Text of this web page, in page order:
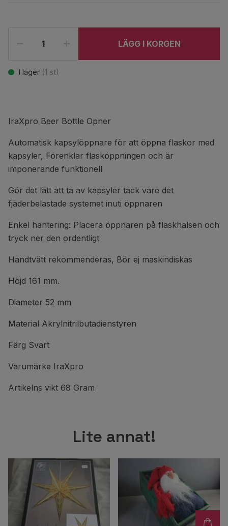
LÄGG I KORGEN
I lager (1 st)
IraXpro Beer Bottle Opner
Automatisk kapsylöppnare för att öppna flaskor med
kapsyler, Förenklar flasköppningen och är
imponerande funktionell
Gör det lätt att ta av kapsyler tack vare det
fjäderbelastade systemet inuti öppnaren
Enkel hantering: Placera öppnaren på flaskhalsen och
tryck ner den ordentligt
Handtvätt rekommenderas, Bör ej maskindiskas
‎Höjd 161 mm.
Diameter 52 mm
Material Akrylnitrilbutadienstyren
Färg Svart
Varumärke IraXpro
Artikelns vikt 68 Gram
Lite annat!